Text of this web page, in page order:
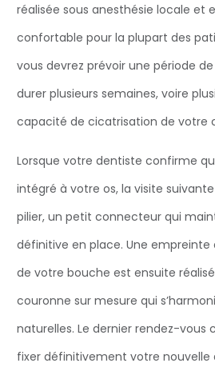
réalisée sous anesthésie locale et
confortable pour la plupart des
vous devrez prévoir une période
durer plusieurs semaines, voire
capacité de cicatrisation de votre
Lorsque votre dentiste confirme
intégré à votre os, la visite
pilier, un petit connecteur qui
définitive en place. Une
de votre bouche est ensuite
couronne sur mesure qui
naturelles. Le dernier rendez-vous
fixer définitivement votre nouvelle